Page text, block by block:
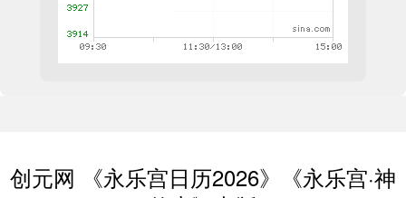
创元网 《永乐宫日历2026》《永乐宫·神